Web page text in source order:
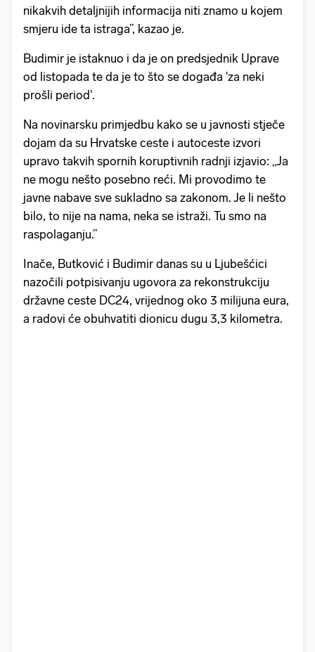
nikakvih detaljnijih informacija niti znamo u kojem
smjeru ide ta istraga”, kazao je.
Budimir je istaknuo i da je on predsjednik Uprave
od listopada te da je to što se događa 'za neki
prošli period'.
Na novinarsku primjedbu kako se u javnosti stječe
dojam da su Hrvatske ceste i autoceste izvori
upravo takvih spornih koruptivnih radnji izjavio: „Ja
ne mogu nešto posebno reći. Mi provodimo te
javne nabave sve sukladno sa zakonom. Je li nešto
bilo, to nije na nama, neka se istraži. Tu smo na
raspolaganju.”
Inače, Butković i Budimir danas su u Ljubešćici
nazočili potpisivanju ugovora za rekonstrukciju
državne ceste DC24, vrijednog oko 3 milijuna eura,
a radovi će obuhvatiti dionicu dugu 3,3 kilometra.